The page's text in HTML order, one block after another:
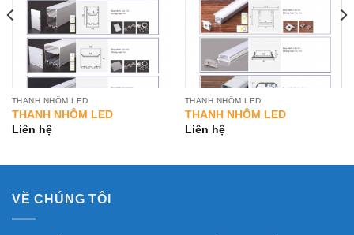
THANH NHÔM LED
THANH NHÔM LED
Liên hệ
THANH NHÔM LED
THANH NHÔM LED
Liên hệ
VỀ CHÚNG TÔI